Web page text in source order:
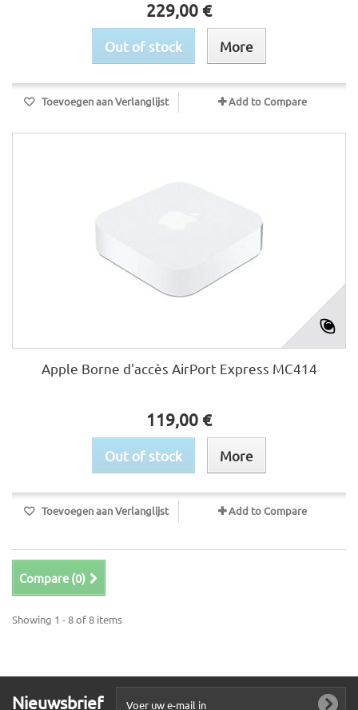
229,00 €
Out of stock More
Toevoegen aan Verlanglijst Add to Compare
Apple Borne d'accès AirPort Express MC414
119,00 €
Out of stock More
Toevoegen aan Verlanglijst Add to Compare
Compare (0)
Showing 1 - 8 of 8 items
Nieuwsbrief